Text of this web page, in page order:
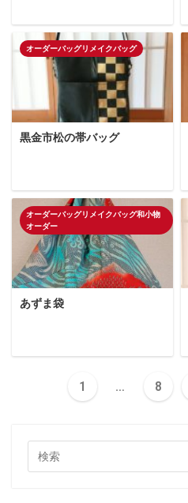
オーダーバッグリメイクバッグ
黒金市松の帯バッグ
オーダーバッグリメイクバッグ和小物
オーダー
あずま袋
1 … 8